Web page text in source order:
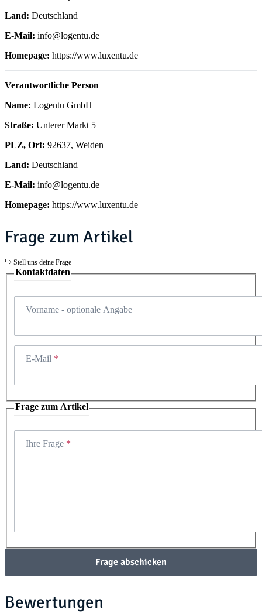
Land: Deutschland
E-Mail: info@logentu.de
Homepage: https://www.luxentu.de
Verantwortliche Person
Name: Logentu GmbH
Straße: Unterer Markt 5
PLZ, Ort: 92637, Weiden
Land: Deutschland
E-Mail: info@logentu.de
Homepage: https://www.luxentu.de
Frage zum Artikel
Stell uns deine Frage
Kontaktdaten
Vorname - optionale Angabe
E-Mail
Frage zum Artikel
Ihre Frage
Frage abschicken
Bewertungen